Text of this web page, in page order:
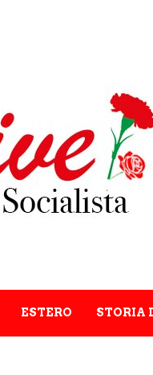
ESTERO STORIA